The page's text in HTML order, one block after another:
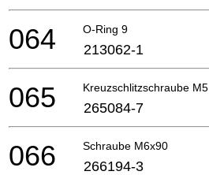
O-Ring 9
064 213062-1
Kreuzschlitzschraube M5
065 265084-7
Schraube M6x90
066 266194-3